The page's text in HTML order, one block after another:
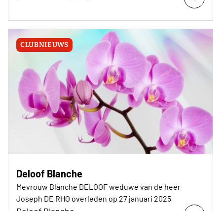
CLUBNIEUWS
Deloof Blanche
Mevrouw Blanche DELOOF weduwe van de heer
Joseph DE RHO overleden op 27 januari 2025